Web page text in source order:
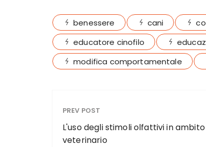
c
e
b
o
k
it
te
r
te
re
st
ai
l
a
re
benessere cani
educatore cinofilo
modifica comportamentale
PREV POST
L'uso degli stimoli olfattivi in ambito
veterinario